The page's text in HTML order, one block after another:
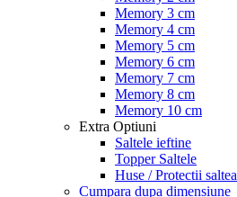
Memory 3 cm
Memory 4 cm
Memory 5 cm
Memory 6 cm
Memory 7 cm
Memory 8 cm
Memory 10 cm
Extra Optiuni
Saltele ieftine
Topper Saltele
Huse / Protectii saltea
Cumpara dupa dimensiune